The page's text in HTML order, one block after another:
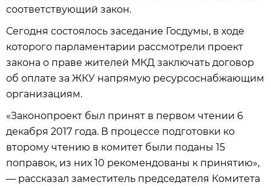
соответствующий закон.
Сегодня состоялось заседание Госдумы, в ходе
которого парламентарии рассмотрели проект
закона о праве жителей МКД заключать договор
об оплате за ЖКУ напрямую ресурсоснабжающим
организациям.
«Законопроект был принят в первом чтении 6
декабря 2017 года. В процессе подготовки ко
второму чтению в комитет были поданы 15
поправок, из них 10 рекомендованы к принятию»,
— рассказал заместитель председателя Комитета